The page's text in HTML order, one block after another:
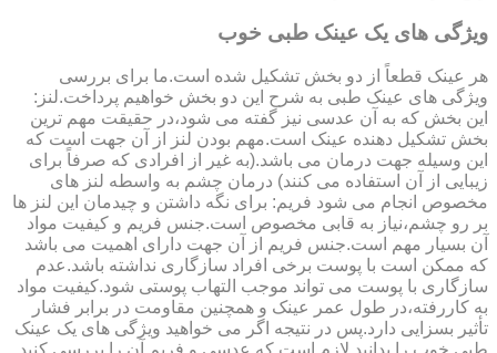
ویژگی های یک عینک طبی خوب
هر عینک قطعاً از دو بخش تشکیل شده است.ما برای بررسی
ویژگی های عینک طبی به شرح این دو بخش خواهیم پرداخت.لنز:
این بخش که به آن عدسی نیز گفته می شود،در حقیقت مهم ترین
بخش تشکیل دهنده عینک است.مهم بودن لنز از آن جهت است که
این وسیله جهت درمان می باشد.(به غیر از افرادی که صرفاً برای
زیبایی از آن استفاده می کنند) درمان چشم به واسطه لنز های
مخصوص انجام می شود فریم: برای نگه داشتن و چیدمان این لنز ها
بر رو چشم،نیاز به قابی مخصوص است.جنس فریم و کیفیت مواد
آن بسیار مهم است.جنس فریم از آن جهت دارای اهمیت می باشد
که ممکن است با پوست برخی افراد سازگاری نداشته باشد.عدم
سازگاری با پوست می تواند موجب التهاب پوستی شود.کیفیت مواد
به کاررفته،در طول عمر عینک و همچنین مقاومت در برابر فشار
تأثیر بسزایی دارد.پس در نتیجه اگر می خواهید ویژگی های یک عینک